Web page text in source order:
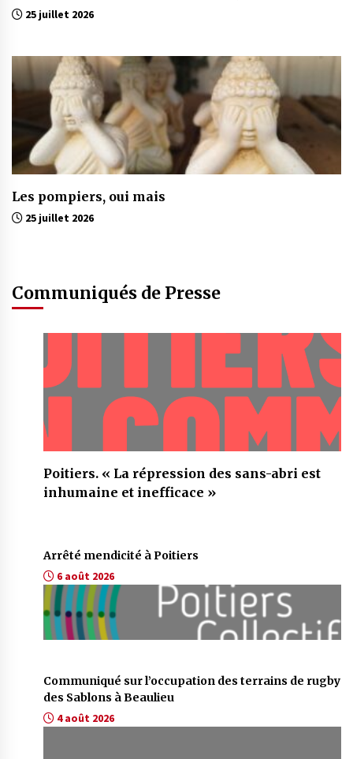
25 juillet 2026
Les pompiers, oui mais
25 juillet 2026
Communiqués de Presse
Poitiers. « La répression des sans-abri est
inhumaine et inefficace »
Arrêté mendicité à Poitiers
6 août 2026
Communiqué sur l’occupation des terrains de rugby
des Sablons à Beaulieu
4 août 2026